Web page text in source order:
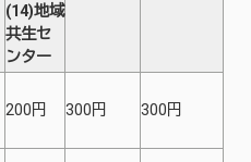
(14)地域
共生セ
ンター
200円 300円 300円